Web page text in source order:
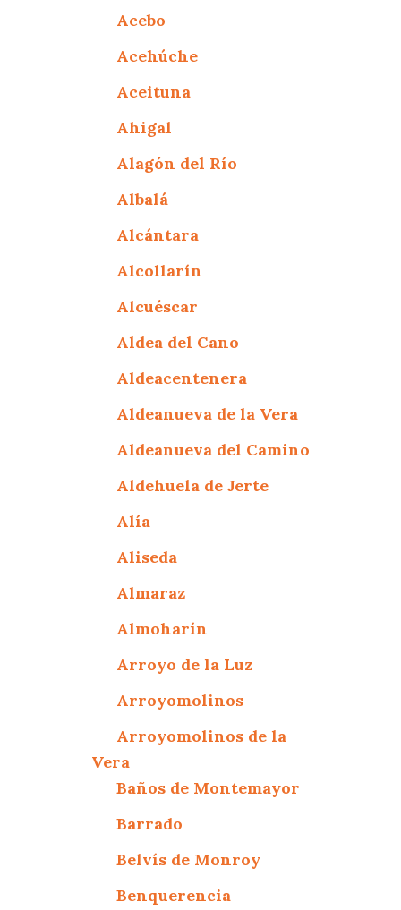
Acebo
Acehúche
Aceituna
Ahigal
Alagón del Río
Albalá
Alcántara
Alcollarín
Alcuéscar
Aldea del Cano
Aldeacentenera
Aldeanueva de la Vera
Aldeanueva del Camino
Aldehuela de Jerte
Alía
Aliseda
Almaraz
Almoharín
Arroyo de la Luz
Arroyomolinos
Arroyomolinos de la
Vera
Baños de Montemayor
Barrado
Belvís de Monroy
Benquerencia